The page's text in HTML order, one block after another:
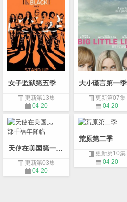
女子监狱第五季
更新第13集
04-20
大小谎言第一季
更新第07集
04-20
天使在美国第一部千禧年降临
更新第03集
04-20
荒原第二季
更新第10集
04-20